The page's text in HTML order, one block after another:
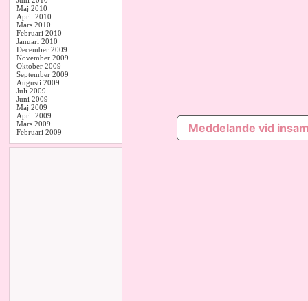
Maj 2010
April 2010
Mars 2010
Februari 2010
Januari 2010
December 2009
November 2009
Oktober 2009
September 2009
Augusti 2009
Juli 2009
Juni 2009
Maj 2009
April 2009
Mars 2009
Februari 2009
Meddelande vid